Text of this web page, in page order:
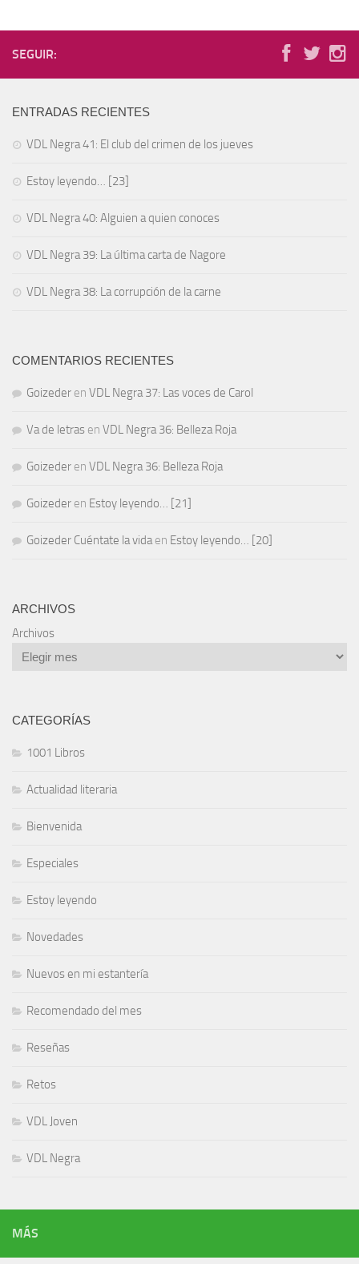
SEGUIR:
ENTRADAS RECIENTES
VDL Negra 41: El club del crimen de los jueves
Estoy leyendo… [23]
VDL Negra 40: Alguien a quien conoces
VDL Negra 39: La última carta de Nagore
VDL Negra 38: La corrupción de la carne
COMENTARIOS RECIENTES
Goizeder en VDL Negra 37: Las voces de Carol
Va de letras en VDL Negra 36: Belleza Roja
Goizeder en VDL Negra 36: Belleza Roja
Goizeder en Estoy leyendo… [21]
Goizeder Cuéntate la vidaen Estoy leyendo… [20]
ARCHIVOS
Archivos
CATEGORÍAS
1001 Libros
Actualidad literaria
Bienvenida
Especiales
Estoy leyendo
Novedades
Nuevos en mi estantería
Recomendado del mes
Reseñas
Retos
VDL Joven
VDL Negra
MÁS